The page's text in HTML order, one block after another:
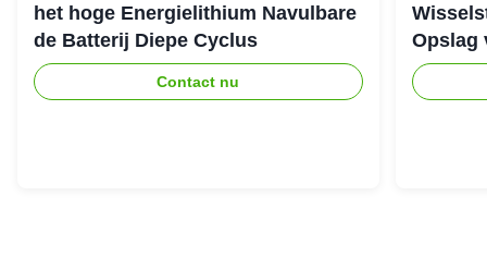
het hoge Energielithium Navulbare
de Batterij Diepe Cyclus
Contact nu
Opslag